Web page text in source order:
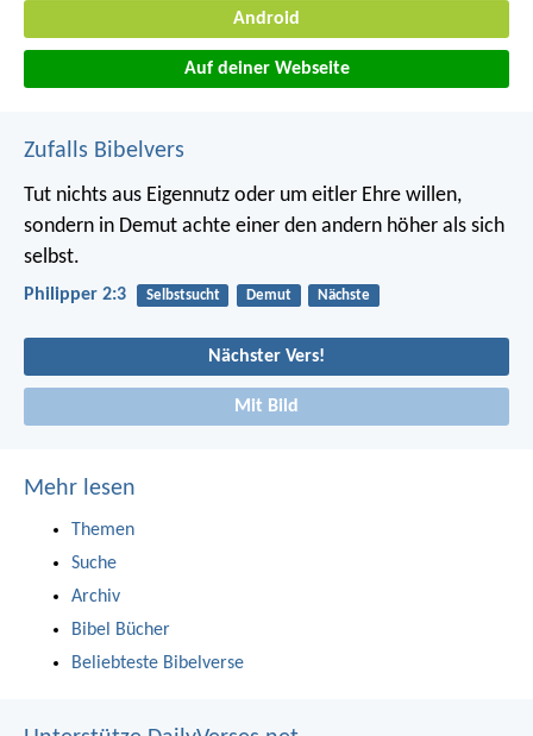
Android
Auf deiner Webseite
Zufalls Bibelvers
Tut nichts aus Eigennutz oder um eitler Ehre willen,
sondern in Demut achte einer den andern höher als sich
selbst.
Philipper 2:3 Selbstsucht Demut Nächste
Nächster Vers!
Mit Bild
Mehr lesen
Themen
Suche
Archiv
Bibel Bücher
Beliebteste Bibelverse